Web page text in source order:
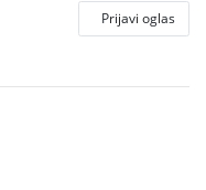
Prijavi oglas